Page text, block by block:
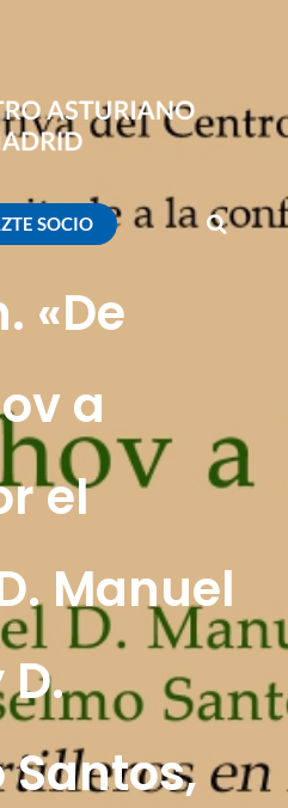
SOCIO
«De
a
el
Manuel